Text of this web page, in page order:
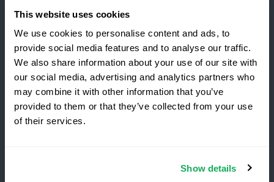
This website uses cookies
We use cookies to personalise content and ads, to
provide social media features and to analyse our traffic.
We also share information about your use of our site with
our social media, advertising and analytics partners who
may combine it with other information that you’ve
provided to them or that they’ve collected from your use
of their services.
Show details
cas de Quartix
Conditions générales Politique de Confidentialité
Mention légale
Vous passez à Quartix ?
suivideflotte, sans